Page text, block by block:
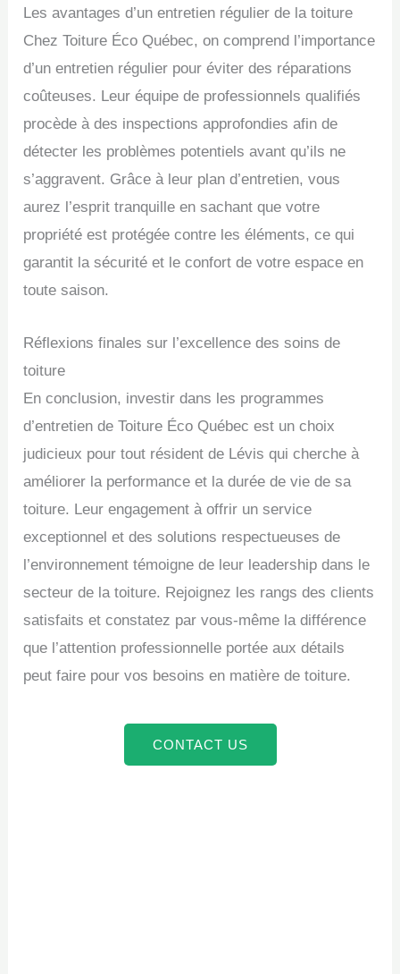
Les avantages d’un entretien régulier de la toiture
Chez Toiture Éco Québec, on comprend l’importance
d’un entretien régulier pour éviter des réparations
coûteuses. Leur équipe de professionnels qualifiés
procède à des inspections approfondies afin de
détecter les problèmes potentiels avant qu’ils ne
s’aggravent. Grâce à leur plan d’entretien, vous
aurez l’esprit tranquille en sachant que votre
propriété est protégée contre les éléments, ce qui
garantit la sécurité et le confort de votre espace en
toute saison.
Réflexions finales sur l’excellence des soins de
toiture
En conclusion, investir dans les programmes
d’entretien de Toiture Éco Québec est un choix
judicieux pour tout résident de Lévis qui cherche à
améliorer la performance et la durée de vie de sa
toiture. Leur engagement à offrir un service
exceptionnel et des solutions respectueuses de
l’environnement témoigne de leur leadership dans le
secteur de la toiture. Rejoignez les rangs des clients
satisfaits et constatez par vous-même la différence
que l’attention professionnelle portée aux détails
peut faire pour vos besoins en matière de toiture.
CONTACT US